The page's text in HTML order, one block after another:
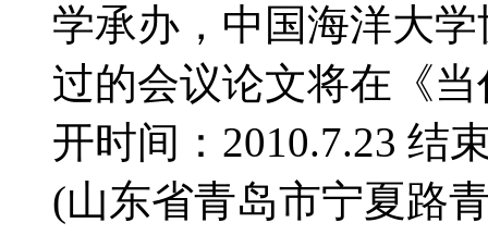
学承办，中国海洋大
过的会议论文将在《
开时间：2010.7.23 结
(山东省青岛市宁夏路